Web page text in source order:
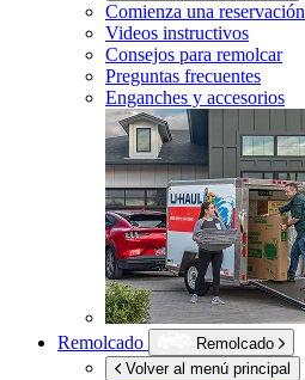
Comienza una reservación
Videos instructivos
Consejos para remolcar
Preguntas frecuentes
Enganches y accesorios
Remolcado
Remolcado
Volver al menú principal